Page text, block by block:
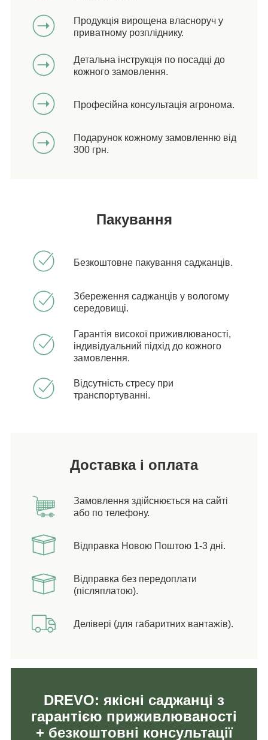
Продукція вирощена власноруч у
приватному розпліднику.
Детальна інструкція по посадці до
кожного замовлення.
Професійна консультація агронома.
Подарунок кожному замовленню від
300 грн.
Пакування
Безкоштовне пакування саджанців.
Збереження саджанців у вологому
середовищі.
Гарантія високої приживлюваності,
індивідуальний підхід до кожного
замовлення.
Відсутність стресу при
транспортуванні.
Доставка і оплата
Замовлення здійснюється на сайті
або по телефону.
Відправка Новою Поштою 1-3 дні.
Відправка без передоплати
(післяплатою).
Делівері (для габаритних вантажів).
DREVO: якісні саджанці з
гарантією приживлюваності
+ безкоштовні консультації